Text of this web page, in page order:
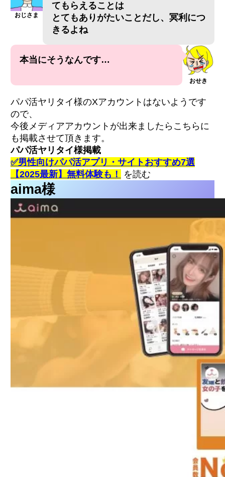
おじさま
てもらえることは
とてもありがたいことだし、冥利につ
きるよね
おせき
本当にそうなんです…
パパ活ヤリタイ様のXアカウントはないようです
ので、
今後メディアアカウントが出来ましたらこちらに
も掲載させて頂きます。
パパ活ヤリタイ様掲載
✅男性向けパパ活アプリ・サイトおすすめ7選
【2025最新】無料体験も！
を読む
aima様